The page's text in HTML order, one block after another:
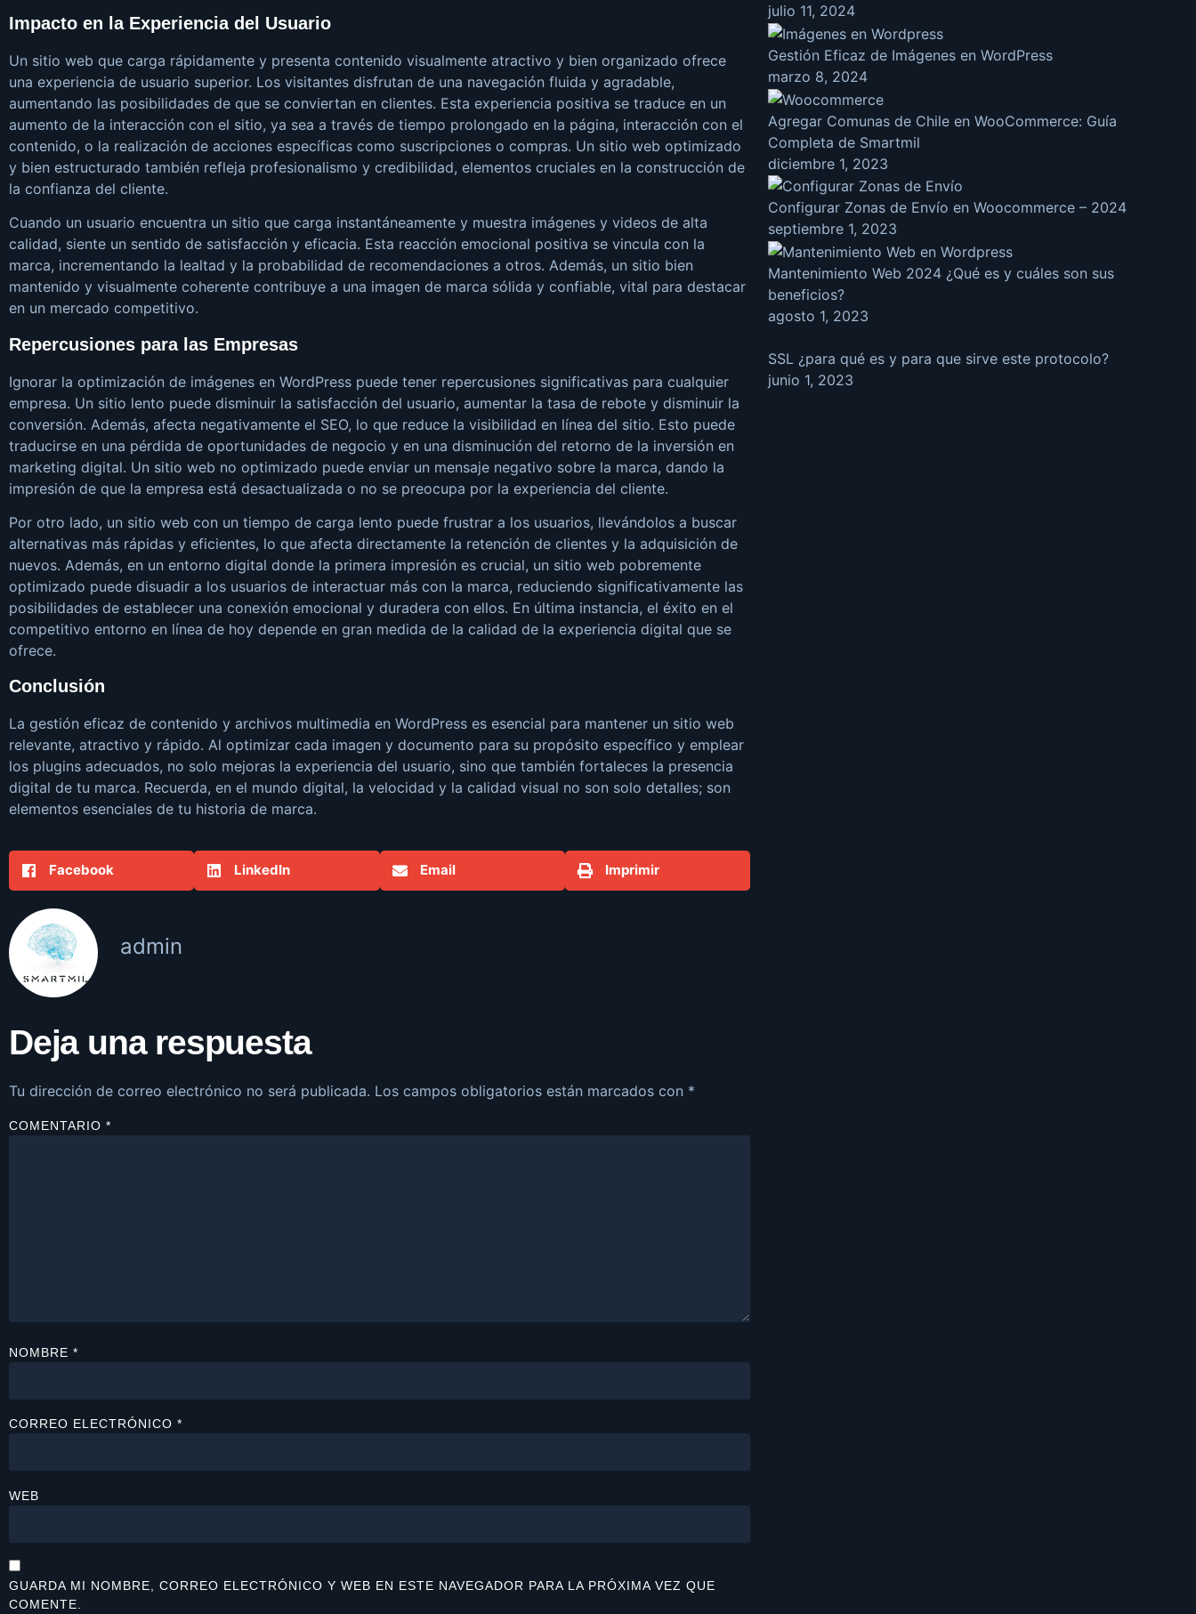
Impacto en la Experiencia del Usuario
Un sitio web que carga rápidamente y presenta contenido visualmente atractivo y bien organizado ofrece
una experiencia de usuario superior. Los visitantes disfrutan de una navegación fluida y agradable,
aumentando las posibilidades de que se conviertan en clientes. Esta experiencia positiva se traduce en un
aumento de la interacción con el sitio, ya sea a través de tiempo prolongado en la página, interacción con el
contenido, o la realización de acciones específicas como suscripciones o compras. Un sitio web optimizado
y bien estructurado también refleja profesionalismo y credibilidad, elementos cruciales en la construcción de
la confianza del cliente.
Cuando un usuario encuentra un sitio que carga instantáneamente y muestra imágenes y videos de alta
calidad, siente un sentido de satisfacción y eficacia. Esta reacción emocional positiva se vincula con la
marca, incrementando la lealtad y la probabilidad de recomendaciones a otros. Además, un sitio bien
mantenido y visualmente coherente contribuye a una imagen de marca sólida y confiable, vital para destacar
en un mercado competitivo.
Repercusiones para las Empresas
Ignorar la optimización de imágenes en WordPress puede tener repercusiones significativas para cualquier
empresa. Un sitio lento puede disminuir la satisfacción del usuario, aumentar la tasa de rebote y disminuir la
conversión. Además, afecta negativamente el SEO, lo que reduce la visibilidad en línea del sitio. Esto puede
traducirse en una pérdida de oportunidades de negocio y en una disminución del retorno de la inversión en
marketing digital. Un sitio web no optimizado puede enviar un mensaje negativo sobre la marca, dando la
impresión de que la empresa está desactualizada o no se preocupa por la experiencia del cliente.
Por otro lado, un sitio web con un tiempo de carga lento puede frustrar a los usuarios, llevándolos a buscar
alternativas más rápidas y eficientes, lo que afecta directamente la retención de clientes y la adquisición de
nuevos. Además, en un entorno digital donde la primera impresión es crucial, un sitio web pobremente
optimizado puede disuadir a los usuarios de interactuar más con la marca, reduciendo significativamente las
posibilidades de establecer una conexión emocional y duradera con ellos. En última instancia, el éxito en el
competitivo entorno en línea de hoy depende en gran medida de la calidad de la experiencia digital que se
ofrece.
Conclusión
La gestión eficaz de contenido y archivos multimedia en WordPress es esencial para mantener un sitio web
relevante, atractivo y rápido. Al optimizar cada imagen y documento para su propósito específico y emplear
los plugins adecuados, no solo mejoras la experiencia del usuario, sino que también fortaleces la presencia
digital de tu marca. Recuerda, en el mundo digital, la velocidad y la calidad visual no son solo detalles; son
elementos esenciales de tu historia de marca.
Facebook LinkedIn Email Imprimir
admin
Deja una respuesta
Tu dirección de correo electrónico no será publicada. Los campos obligatorios están marcados con *
COMENTARIO *
NOMBRE *
CORREO ELECTRÓNICO *
WEB
GUARDA MI NOMBRE, CORREO ELECTRÓNICO Y WEB EN ESTE NAVEGADOR PARA LA PRÓXIMA VEZ QUE
COMENTE.
julio 11, 2024
Gestión Eficaz de Imágenes en WordPress
marzo 8, 2024
Agregar Comunas de Chile en WooCommerce: Guía
Completa de Smartmil
diciembre 1, 2023
Configurar Zonas de Envío en Woocommerce – 2024
septiembre 1, 2023
Mantenimiento Web 2024 ¿Qué es y cuáles son sus
beneficios?
agosto 1, 2023
SSL ¿para qué es y para que sirve este protocolo?
junio 1, 2023